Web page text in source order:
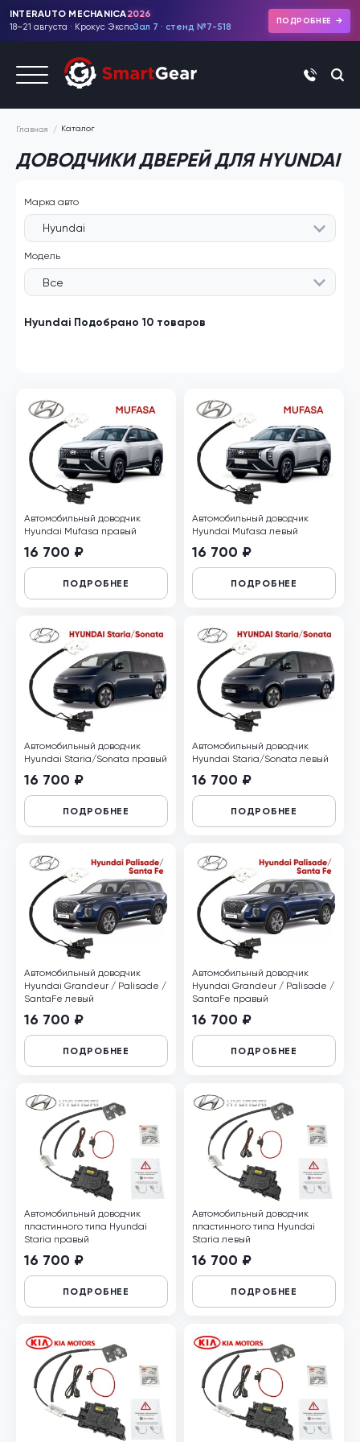
INTERAUTO MECHANICA2026
18–21 августа · Крокус ЭкспоЗал 7 · стенд №7-518
ПОДРОБНЕЕ
+7 (495)
Главная Каталог
ДОВОДЧИКИ ДВЕРЕЙ ДЛЯ HYUNDAI
Марка авто
Hyundai
Модель
Все
Hyundai Подобрано 10 товаров
Автомобильный доводчик
Hyundai Mufasa правый
16 700 ₽
ПОДРОБНЕЕ
Автомобильный доводчик
Hyundai Mufasa левый
16 700 ₽
ПОДРОБНЕЕ
Автомобильный доводчик
Hyundai Staria/Sonata правый
16 700 ₽
ПОДРОБНЕЕ
Автомобильный доводчик
Hyundai Staria/Sonata левый
16 700 ₽
ПОДРОБНЕЕ
Автомобильный доводчик
Hyundai Grandeur / Palisade /
SantaFe левый
16 700 ₽
ПОДРОБНЕЕ
Автомобильный доводчик
Hyundai Grandeur / Palisade /
SantaFe правый
16 700 ₽
ПОДРОБНЕЕ
Автомобильный доводчик
пластинного типа Hyundai
Staria правый
16 700 ₽
ПОДРОБНЕЕ
Автомобильный доводчик
пластинного типа Hyundai
Staria левый
16 700 ₽
ПОДРОБНЕЕ